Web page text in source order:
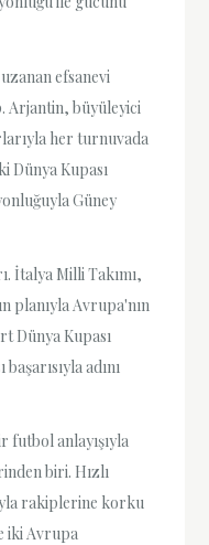
efsanevi
Arjantin, büyüleyici
her turnuvada
Dünya Kupası
Güney
İtalya Milli Takımı,
planıyla Avrupa'nın
Dünya Kupası
adını
futbol anlayışıyla
biri. Hızlı
rakiplerine korku
iki Avrupa